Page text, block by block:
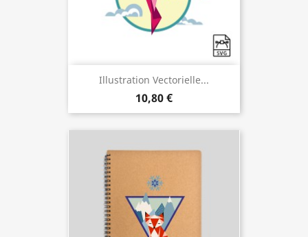
Illustration Vectorielle...
10,80 €